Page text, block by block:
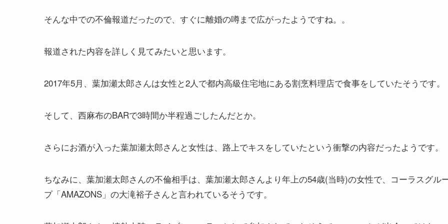
そんな中での不倫報道だったので、すぐに離婚の噂まで広がったようですね。。
報道された内容を詳しく見てみたいと思います。
2017年5月、葉加瀬太郎さんは女性と2人で都内高級住宅地にある割烹料理店で食事をしていたそうです。
そして、西麻布のBARで3時間か半程過ごしたんだとか。
さらにお酒が入った葉加瀬太郎さんと女性は、路上でキスをしていたという衝撃の内容だったようです。
ちなみに、葉加瀬太郎さんの不倫相手は、 葉加瀬太郎さんより年上の54歳(当時)の女性で、 コーラスグル
プ「AMAZONS」の大滝裕子さんと言われているそうです。